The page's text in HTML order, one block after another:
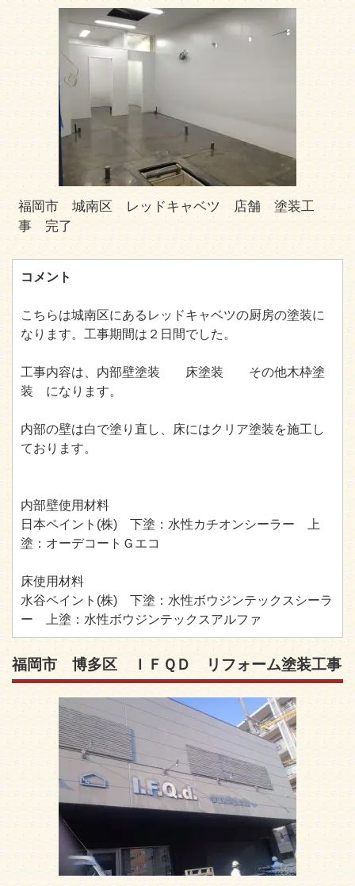
福岡市 城南区 レッドキャベツ 店舗 塗装工
事 完了
コメント
こちらは城南区にあるレッドキャベツの厨房の塗装に
なります。工事期間は２日間でした。
工事内容は、内部壁塗装 床塗装 その他木枠塗
装 になります。
内部の壁は白で塗り直し、床にはクリア塗装を施工し
ております。
内部壁使用材料
日本ペイント(株) 下塗：水性カチオンシーラー 上
塗：オーデコートＧエコ
床使用材料
水谷ペイント(株) 下塗：水性ボウジンテックスシーラ
ー 上塗：水性ボウジンテックスアルファ
福岡市 博多区 ＩＦＱＤ リフォーム塗装工事